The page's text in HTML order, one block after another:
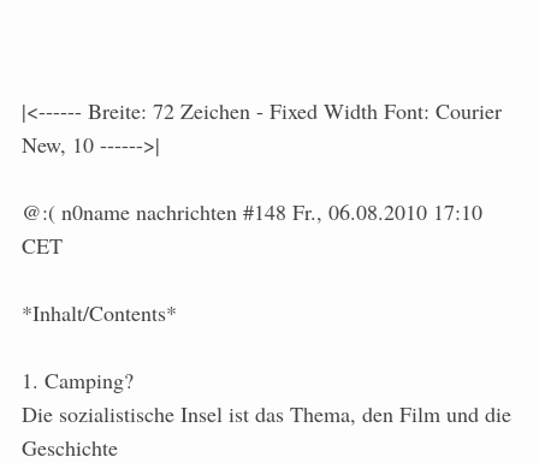
|<------ Breite: 72 Zeichen - Fixed Width Font: Courier
New, 10 ------>|
@:( n0name nachrichten #148 Fr., 06.08.2010 17:10
CET
*Inhalt/Contents*
1. Camping?
Die sozialistische Insel ist das Thema, den Film und die
Geschichte